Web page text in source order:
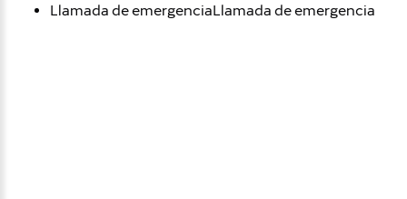
Llamada de emergenciaLlamada de emergencia